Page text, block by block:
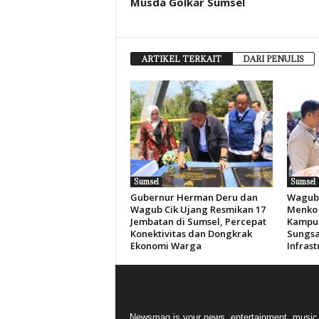
ARTIKEL TERKAIT DARI PENULIS
Sumsel
Gubernur Herman Deru dan
Wagub Cik Ujang Resmikan 17
Jembatan di Sumsel, Percepat
Konektivitas dan Dongkrak
Ekonomi Warga
Sumsel